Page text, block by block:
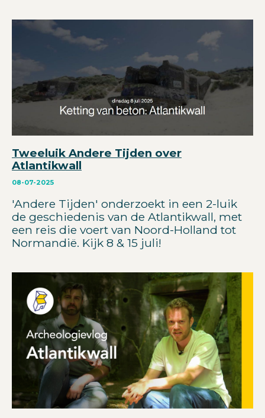
Tweeluik Andere Tijden over
Atlantikwall
08-07-2025
'Andere Tijden' onderzoekt in een 2-luik
de geschiedenis van de Atlantikwall, met
een reis die voert van Noord-Holland tot
Normandië. Kijk 8 & 15 juli!